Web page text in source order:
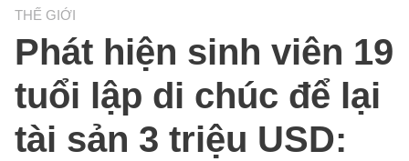
THẾ GIỚI
Phát hiện sinh viên 19
tuổi lập di chúc để lại
tài sản 3 triệu USD: